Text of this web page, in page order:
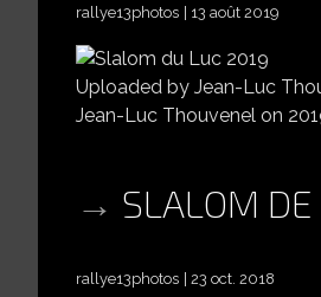
rallye13photos 13 août 2019
Uploaded by Jean-Luc
Jean-Luc Thouvenel on
SLALOM
rallye13photos 23 oct. 2018